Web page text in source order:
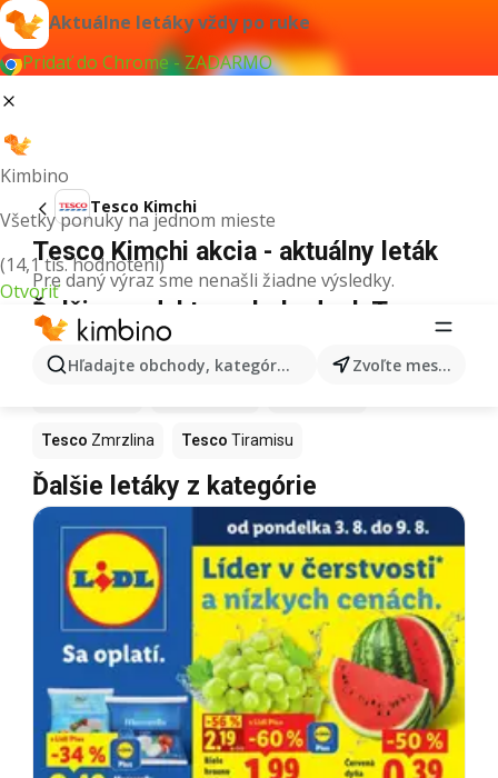
Aktuálne letáky vždy po ruke
Pridať do Chrome - ZADARMO
Kimbino
Všetky ponuky na jednom mieste
(14,1 tis. hodnotení)
Otvoriť
Hľadajte obchody, kategórie, produkty... Zvoľte mesto
Tesco Kimchi
Tesco Kimchi akcia - aktuálny leták
Pre daný výraz sme nenašli žiadne výsledky.
Ďalšie produkty v obchodoch Tesco
Tesco Zmrzlina Tesco Tiramisu
Ďalšie letáky z kategórie